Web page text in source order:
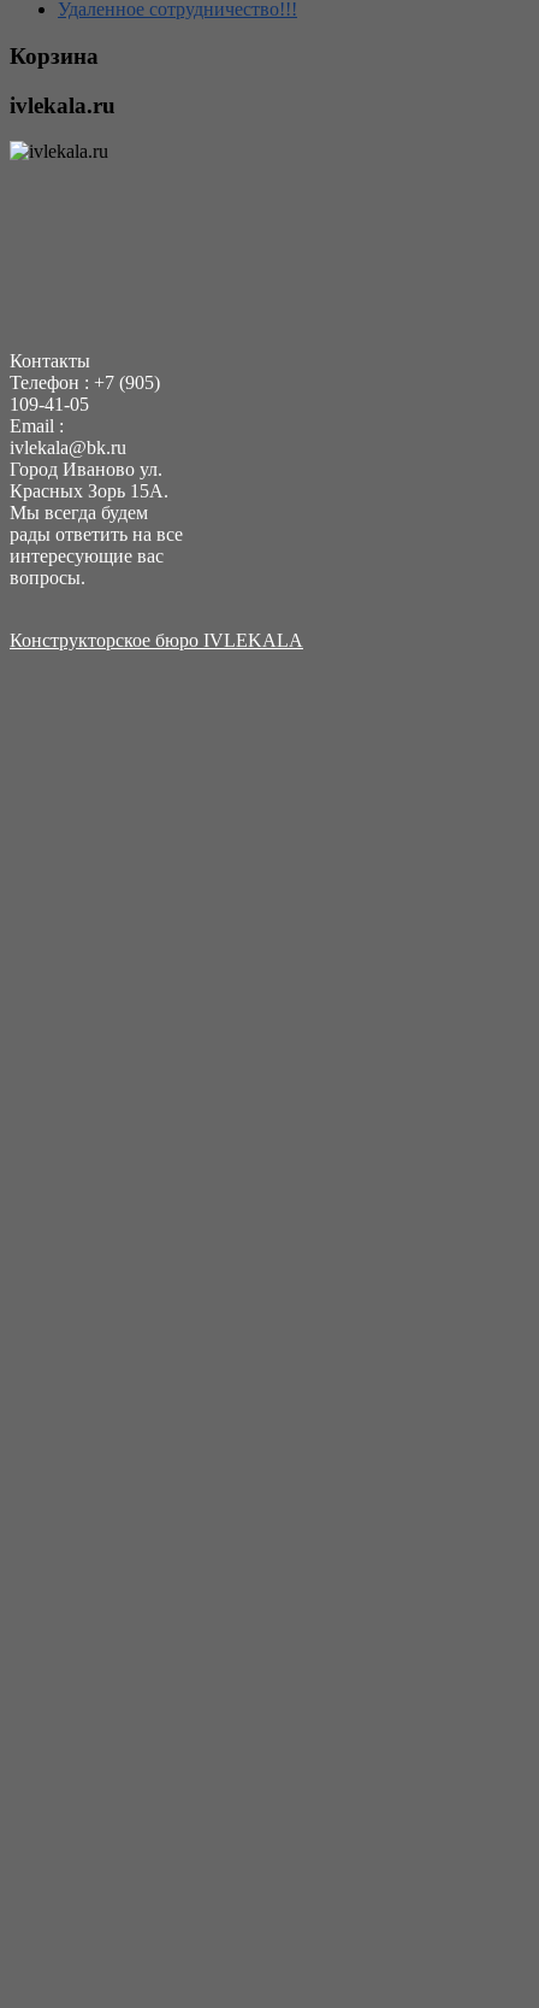
Удаленное сотрудничество!!!
Корзина
ivlekala.ru
Контакты
Телефон : +7 (905)
109-41-05
Еmail :
ivlekala@bk.ru
Город Иваново ул.
Красных Зорь 15А.
Мы всегда будем
рады ответить на все
интересующие вас
вопросы.
Конструкторское бюро IVLEKALA